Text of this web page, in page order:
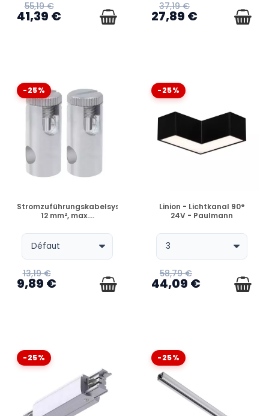
55,19 €
41,39 €
37,19 €
27,89 €
-25%
VERFÜGBAR
Stromzuführungskabelsystem,
12 mm², max....
13,19 €
9,89 €
-25%
VERFÜGBAR
Linion - Lichtkanal 90°
24V - Paulmann
58,79 €
44,09 €
-25% -25%